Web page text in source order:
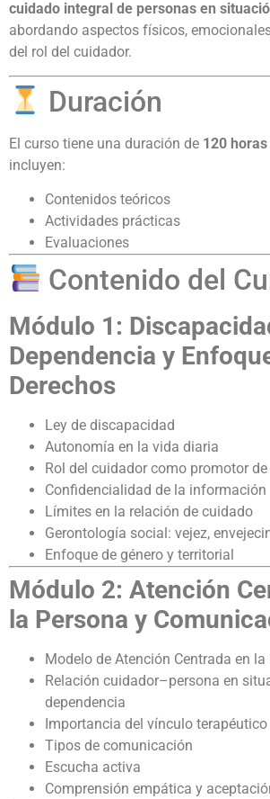
cuidado integral de personas en
abordando aspectos físicos,
del rol del cuidador.
Duración
El curso tiene una duración de 120
incluyen:
Contenidos teóricos
Actividades prácticas
Evaluaciones
Contenido del
Módulo 1:
Dependencia y
Derechos
Ley de discapacidad
Autonomía en la vida diaria
Rol del cuidador como promotor
Confidencialidad de la información
Límites en la relación de cuidado
Gerontología social: vejez,
Enfoque de género y territorial
Módulo 2: Atención
la Persona y
Modelo de Atención Centrada en la
Relación cuidador–persona en
dependencia
Importancia del vínculo terapéutico
Tipos de comunicación
Escucha activa
Comprensión empática y